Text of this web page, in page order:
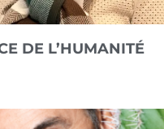
DE L’HUMANITÉ